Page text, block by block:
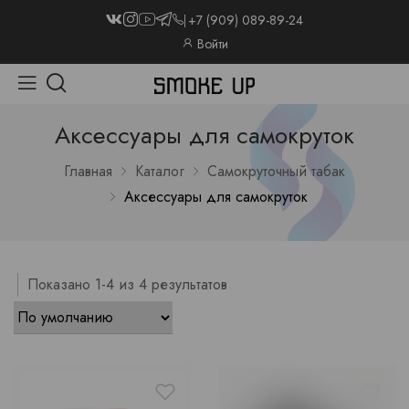
+7 (909) 089-89-24
Войти
Аксессуары для самокруток
Главная Каталог
Самокруточный табак
Аксессуары для самокруток
Показано 1-4 из 4 результатов